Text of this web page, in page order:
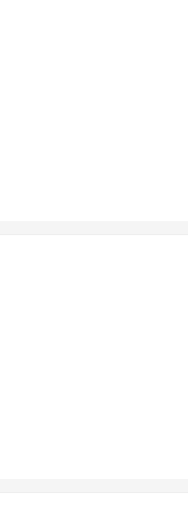
务；专业保
政服务；居民
宅水电安装维
资源回收（除